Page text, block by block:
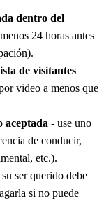
dentro del
24 horas antes
de visitantes
video a menos que
aceptada - use uno
de conducir,
etc.).
ser querido debe
si no puede